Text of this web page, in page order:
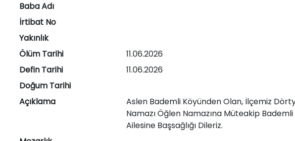
Baba Adı
İrtibat No
Yakınlık
Ölüm Tarihi
11.06.2026
Defin Tarihi
11.06.2026
Doğum Tarihi
Açıklama
Aslen Bademli Köyünden Olan, İlçemiz
Namazı Öğlen Namazına Müteakip
Ailesine Başsağlığı Dileriz.